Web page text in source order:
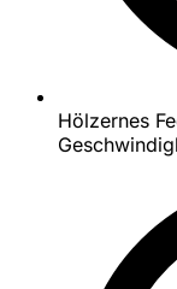
Hölzernes